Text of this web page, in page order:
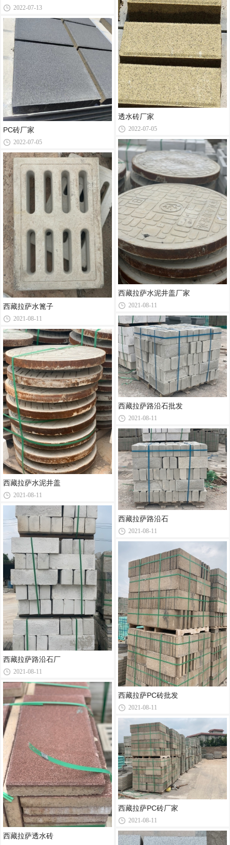
2022-07-13
PC砖厂家
2022-07-05
西藏拉萨水篦子
2021-08-11
西藏拉萨水泥井盖
2021-08-11
西藏拉萨路沿石厂
2021-08-11
西藏拉萨透水砖
透水砖厂家
2022-07-05
西藏拉萨水泥井盖厂家
2021-08-11
西藏拉萨路沿石批发
2021-08-11
西藏拉萨路沿石
2021-08-11
西藏拉萨PC砖批发
2021-08-11
西藏拉萨PC砖厂家
2021-08-11